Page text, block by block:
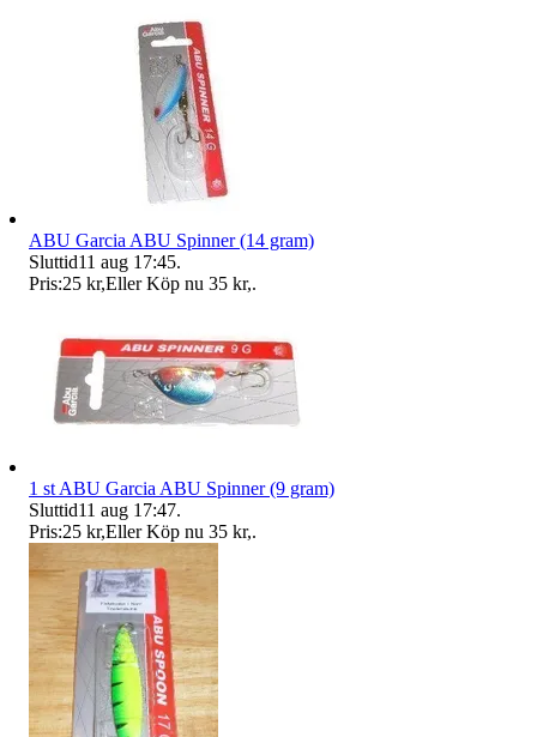
ABU Garcia ABU Spinner (14 gram)
Sluttid11 aug 17:45.
Pris:25 kr,Eller Köp nu 35 kr,.
1 st ABU Garcia ABU Spinner (9 gram)
Sluttid11 aug 17:47.
Pris:25 kr,Eller Köp nu 35 kr,.